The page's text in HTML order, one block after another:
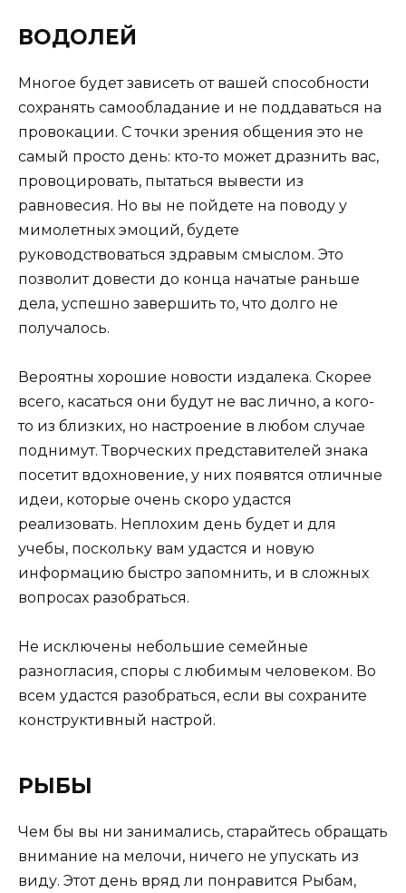
ВОДОЛЕЙ
Многое будет зависеть от вашей способности
сохранять самообладание и не поддаваться на
провокации. С точки зрения общения это не
самый просто день: кто-то может дразнить вас,
провоцировать, пытаться вывести из
равновесия. Но вы не пойдете на поводу у
мимолетных эмоций, будете
руководствоваться здравым смыслом. Это
позволит довести до конца начатые раньше
дела, успешно завершить то, что долго не
получалось.
Вероятны хорошие новости издалека. Скорее
всего, касаться они будут не вас лично, а кого-
то из близких, но настроение в любом случае
поднимут. Творческих представителей знака
посетит вдохновение, у них появятся отличные
идеи, которые очень скоро удастся
реализовать. Неплохим день будет и для
учебы, поскольку вам удастся и новую
информацию быстро запомнить, и в сложных
вопросах разобраться.
Не исключены небольшие семейные
разногласия, споры с любимым человеком. Во
всем удастся разобраться, если вы сохраните
конструктивный настрой.
РЫБЫ
Чем бы вы ни занимались, старайтесь обращать
внимание на мелочи, ничего не упускать из
виду. Этот день вряд ли понравится Рыбам,